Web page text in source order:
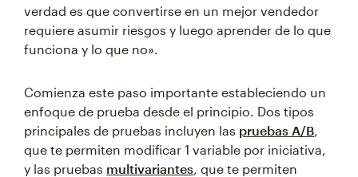
verdad es que convertirse en un mejor vendedor
requiere asumir riesgos y luego aprender de lo que
funciona y lo que no».
Comienza este paso importante estableciendo un
enfoque de prueba desde el principio. Dos tipos
principales de pruebas incluyen las pruebas A/B
que te permiten modificar 1 variable por iniciativa,
y las pruebas multivariantes , que te permiten